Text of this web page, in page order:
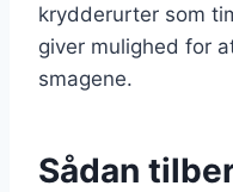
krydderurter som
giver mulighed for
smagene.
Sådan